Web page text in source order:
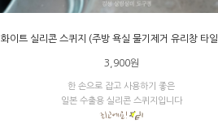
화이트 실리콘 스퀴지 (주방 욕실 물기제거 유리창 타
3,900원
한 손으로 잡고 사용하기 좋은
일본 수출용 실리콘 스퀴지입니다